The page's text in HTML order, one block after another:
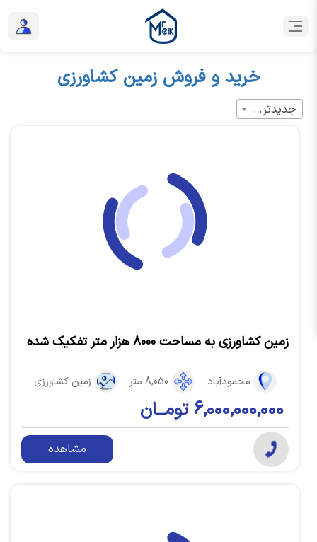
خرید و فروش زمین کشاورزی
جدیدترین
زمین کشاورزی به مساحت ۸۰۰۰ هزار متر تفکیک شده
محمودآباد 8,050 متر زمین کشاورزی
6,000,000,000 تومــان
مشاهده